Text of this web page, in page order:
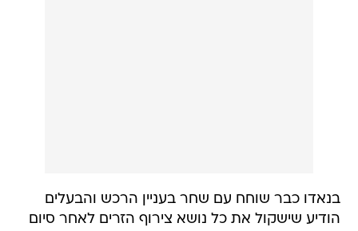
בנאדו כבר שוחח עם שחר בעניין הרכש והבעלים
הודיע שישקול את כל נושא צירוף הזרים לאחר סיום